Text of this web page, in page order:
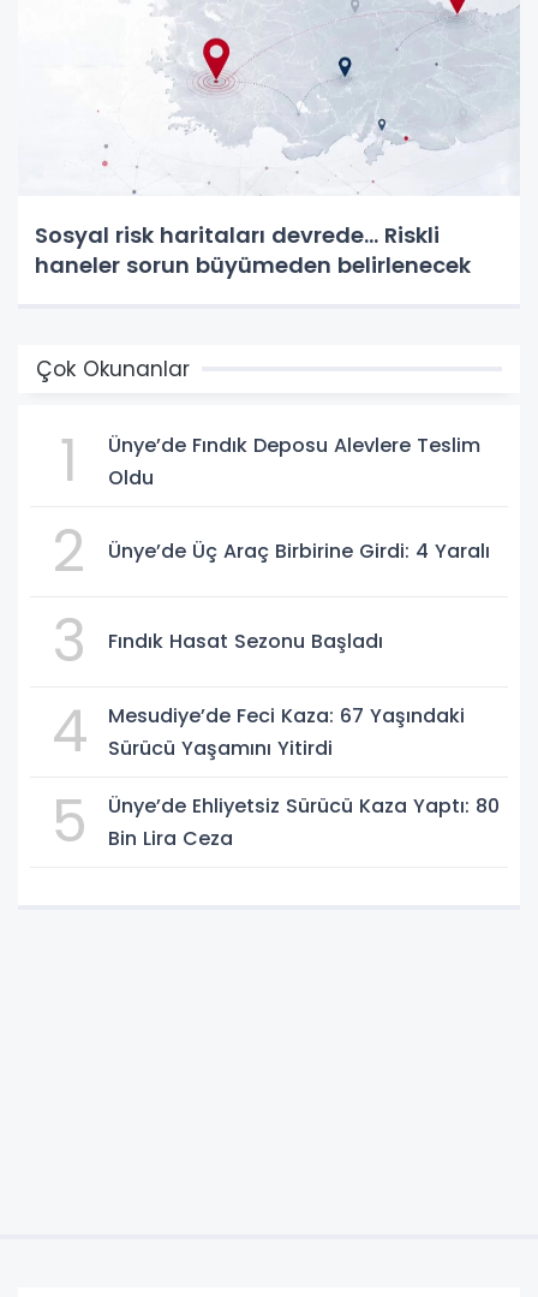
Sosyal risk haritaları devrede... Riskli
haneler sorun büyümeden belirlenecek
Çok Okunanlar
1
Ünye’de Fındık Deposu Alevlere Teslim
Oldu
2 Ünye’de Üç Araç Birbirine Girdi: 4 Yaralı
3 Fındık Hasat Sezonu Başladı
4
Mesudiye’de Feci Kaza: 67 Yaşındaki
Sürücü Yaşamını Yitirdi
5
Ünye’de Ehliyetsiz Sürücü Kaza Yaptı: 80
Bin Lira Ceza